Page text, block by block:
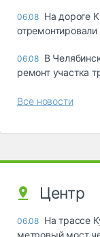
06.08 На дороге
06.08 В
ремонт участка
Все новости
Центр
06.08 На трассе
метровый мост